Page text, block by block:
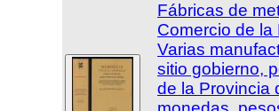
Fábricas de
Comercio de la
Varias
sitio gobierno,
de la Provincia